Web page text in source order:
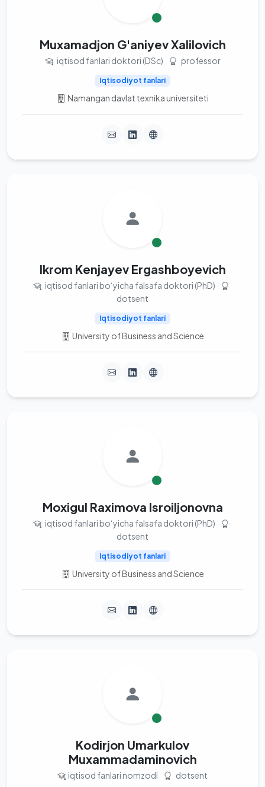
Muxamadjon G'aniyev Xalilovich
iqtisod fanlari doktori (DSc) professor
Iqtisodiyot fanlari
Namangan davlat texnika universiteti
Ikrom Kenjayev Ergashboyevich
iqtisod fanlari bo‘yicha falsafa doktori (PhD)
dotsent
Iqtisodiyot fanlari
University of Business and Science
Moxigul Raximova Isroiljonovna
iqtisod fanlari bo‘yicha falsafa doktori (PhD)
dotsent
Iqtisodiyot fanlari
University of Business and Science
Kodirjon Umarkulov
Muxammadaminovich
iqtisod fanlari nomzodi dotsent